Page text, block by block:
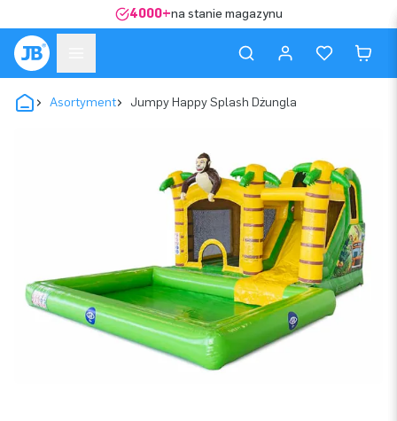
4000+na stanie magazynu
Asortyment Jumpy Happy Splash Dżungla